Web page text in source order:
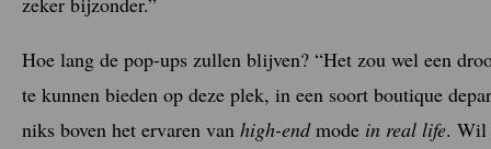
Hoe lang de pop-ups zullen blijven? “Het zou wel een
te kunnen bieden op deze plek, in een soort boutique
niks boven het ervaren van high-endmode in real life. Wil